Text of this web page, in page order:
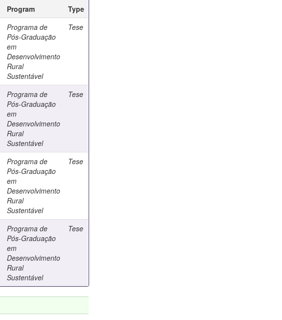
Program
Type
Programa de
Pós-Graduação
em
Desenvolvimento
Rural
Sustentável
Tese
Programa de
Pós-Graduação
em
Desenvolvimento
Rural
Sustentável
Tese
Programa de
Pós-Graduação
em
Desenvolvimento
Rural
Sustentável
Tese
Programa de
Pós-Graduação
em
Desenvolvimento
Rural
Sustentável
Tese